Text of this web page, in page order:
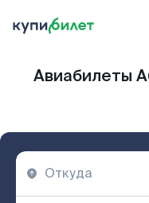
Авиабилеты